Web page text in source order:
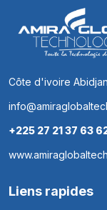
Côte d'ivoire
+225 27 21 37 63
Liens rapides